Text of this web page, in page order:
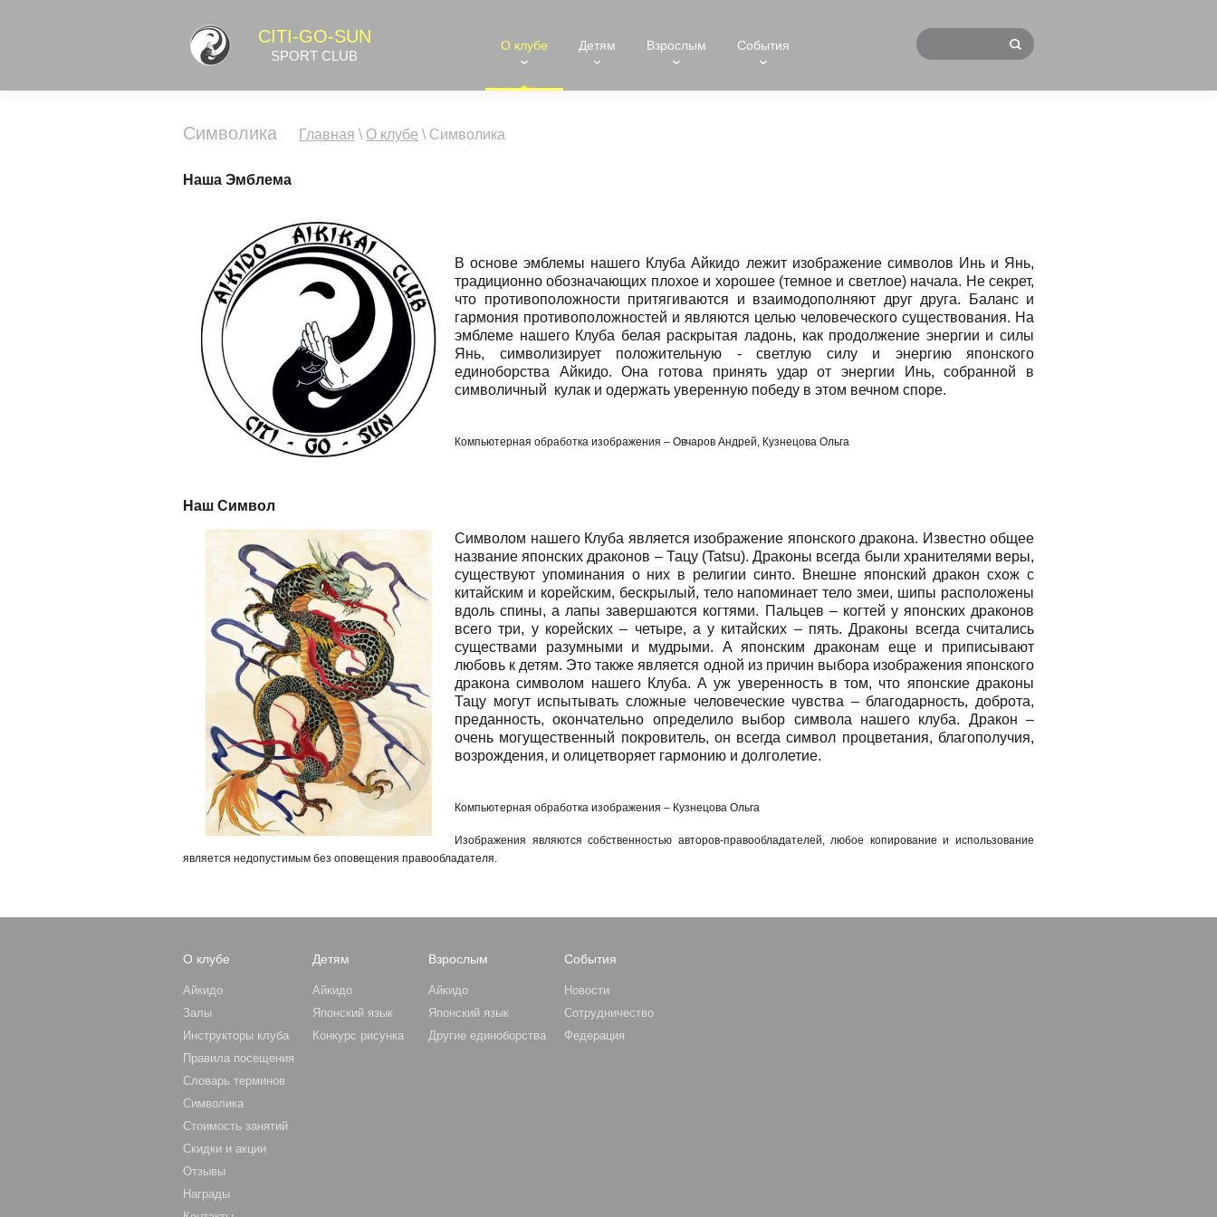
CITI-GO-SUN
SPORT CLUB
О клубе Детям Взрослым События
Символика Главная \ О клубе \ Символика
Наша Эмблема
В основе эмблемы нашего Клуба Айкидо лежит изображение символов Инь и Янь,
традиционно обозначающих плохое и хорошее (темное и светлое) начала. Не секрет,
что противоположности притягиваются и взаимодополняют друг друга. Баланс и
гармония противоположностей и являются целью человеческого существования. На
эмблеме нашего Клуба белая раскрытая ладонь, как продолжение энергии и силы
Янь, символизирует положительную - светлую силу и энергию японского
единоборства Айкидо. Она готова принять удар от энергии Инь, собранной в
символичный кулак и одержать уверенную победу в этом вечном споре.
Компьютерная обработка изображения – Овчаров Андрей, Кузнецова Ольга
Наш Символ
Символом нашего Клуба является изображение японского дракона. Известно общее
название японских драконов – Тацу (Tatsu). Драконы всегда были хранителями веры,
существуют упоминания о них в религии синто. Внешне японский дракон схож с
китайским и корейским, бескрылый, тело напоминает тело змеи, шипы расположены
вдоль спины, а лапы завершаются когтями. Пальцев – когтей у японских драконов
всего три, у корейских – четыре, а у китайских – пять. Драконы всегда считались
существами разумными и мудрыми. А японским драконам еще и приписывают
любовь к детям. Это также является одной из причин выбора изображения японского
дракона символом нашего Клуба. А уж уверенность в том, что японские драконы
Тацу могут испытывать сложные человеческие чувства – благодарность, доброта,
преданность, окончательно определило выбор символа нашего клуба. Дракон –
очень могущественный покровитель, он всегда символ процветания, благополучия,
возрождения, и олицетворяет гармонию и долголетие.
Компьютерная обработка изображения – Кузнецова Ольга
Изображения являются собственностью авторов-правообладателей, любое копирование и использование
является недопустимым без оповещения правообладателя.
О клубе
Айкидо
Залы
Инструкторы клуба
Правила посещения
Словарь терминов
Символика
Стоимость занятий
Скидки и акции
Отзывы
Награды
Детям
Айкидо
Японский язык
Конкурс рисунка
Взрослым
Айкидо
Японский язык
Другие единоборства
События
Новости
Сотрудничество
Федерация